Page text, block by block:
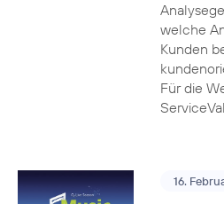
welche
Kunden
Für die
16.